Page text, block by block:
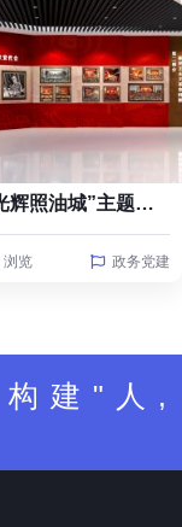
“党的光辉照油城”主题线上云展览
浏览 政务党建
建"人,